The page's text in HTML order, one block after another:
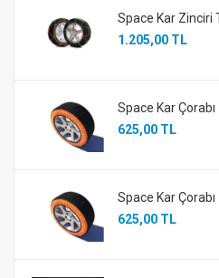
Space Kar Zinciri
1.205,00 TL
Space Kar Çorabı
625,00 TL
Space Kar Çorabı
625,00 TL